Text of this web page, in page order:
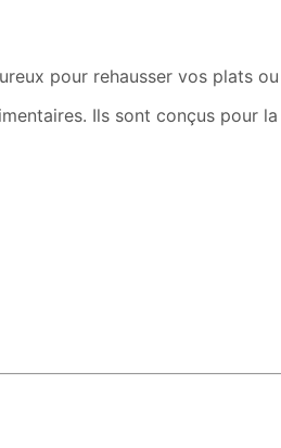
pour rehausser vos plats
Ils sont conçus pour